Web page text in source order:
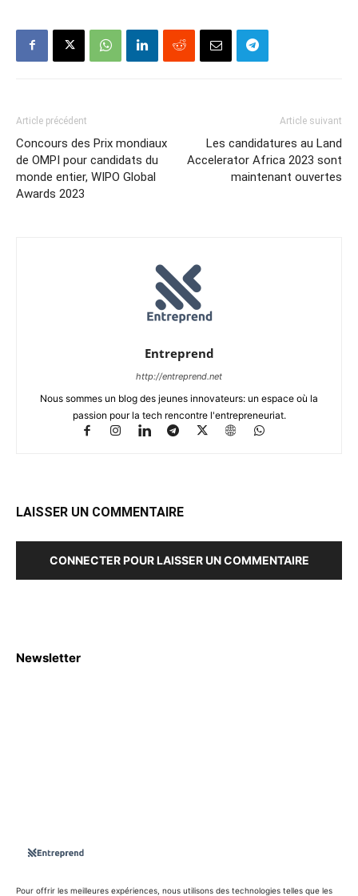
Pour offrir les meilleures expériences, nous utilisons des technologies telles que les
Article précédent
Concours des Prix mondiaux
de OMPI pour candidats du
monde entier, WIPO Global
Awards 2023
Article suivant
Les candidatures au Land
Accelerator Africa 2023 sont
maintenant ouvertes
Entreprend
http://entreprend.net
Nous sommes un blog des jeunes innovateurs: un espace où la
passion pour la tech rencontre l'entrepreneuriat.
LAISSER UN COMMENTAIRE
CONNECTER POUR LAISSER UN COMMENTAIRE
Newsletter